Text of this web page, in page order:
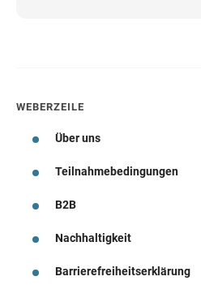
WEBERZEILE
Über uns
Teilnahmebedingungen
B2B
Nachhaltigkeit
Barrierefreiheitserklärung